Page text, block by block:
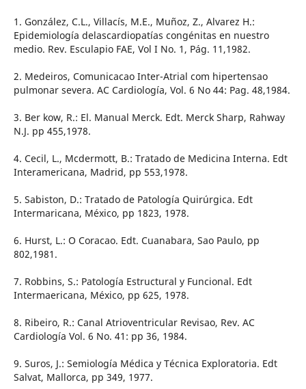
1. González, C.L., Villacís, M.E., Muñoz, Z., Alvarez H.:
Epidemiología delascardiopatías congénitas en nuestro
medio. Rev. Esculapio FAE, Vol I No. 1, Pág. 11,1982.
2. Medeiros, Comunicacao Inter-Atrial com hipertensao
pulmonar severa. AC Cardiología, Vol. 6 No 44: Pag. 48,1984.
3. Ber kow, R.: El. Manual Merck. Edt. Merck Sharp, Rahway
N.J. pp 455,1978.
4. Cecil, L., Mcdermott, B.: Tratado de Medicina Interna. Edt
Interamericana, Madrid, pp 553,1978.
5. Sabiston, D.: Tratado de Patología Quirúrgica. Edt
Intermaricana, México, pp 1823, 1978.
6. Hurst, L.: O Coracao. Edt. Cuanabara, Sao Paulo, pp
802,1981.
7. Robbins, S.: Patología Estructural y Funcional. Edt
Intermaericana, México, pp 625, 1978.
8. Ribeiro, R.: Canal Atrioventricular Revisao, Rev. AC
Cardiología Vol. 6 No. 41: pp 36, 1984.
9. Suros, J.: Semiología Médica y Técnica Exploratoria. Edt
Salvat, Mallorca, pp 349, 1977.